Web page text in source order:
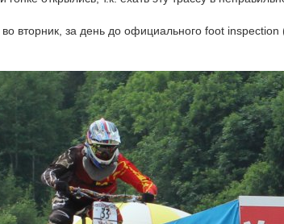
вторник, за день до официального foot inspection